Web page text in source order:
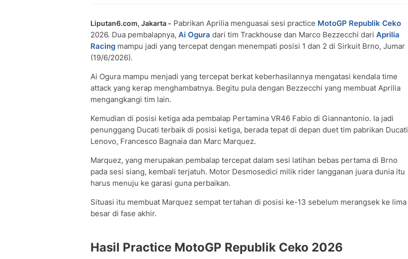
Liputan6.com, Jakarta - Pabrikan Aprilia menguasai sesi practice MotoGP Republik Ceko
2026. Dua pembalapnya, Ai Ogura dari tim Trackhouse dan Marco Bezzecchi dari Aprilia
Racing mampu jadi yang tercepat dengan menempati posisi 1 dan 2 di Sirkuit Brno, Jumar
(19/6/2026).
Ai Ogura mampu menjadi yang tercepat berkat keberhasilannya mengatasi kendala time
attack yang kerap menghambatnya. Begitu pula dengan Bezzecchi yang membuat Aprilia
mengangkangi tim lain.
Kemudian di posisi ketiga ada pembalap Pertamina VR46 Fabio di Giannantonio. Ia jadi
penunggang Ducati terbaik di posisi ketiga, berada tepat di depan duet tim pabrikan Ducati
Lenovo, Francesco Bagnaia dan Marc Marquez.
Marquez, yang merupakan pembalap tercepat dalam sesi latihan bebas pertama di Brno
pada sesi siang, kembali terjatuh. Motor Desmosedici milik rider langganan juara dunia itu
harus menuju ke garasi guna perbaikan.
Situasi itu membuat Marquez sempat tertahan di posisi ke-13 sebelum merangsek ke lima
besar di fase akhir.
Hasil Practice MotoGP Republik Ceko 2026